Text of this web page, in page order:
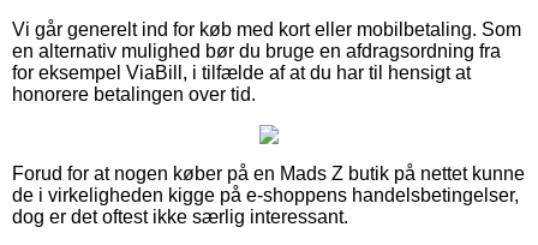
Vi går generelt ind for køb med kort eller mobilbetaling. Som
en alternativ mulighed bør du bruge en afdragsordning fra
for eksempel ViaBill, i tilfælde af at du har til hensigt at
honorere betalingen over tid.
Forud for at nogen køber på en Mads Z butik på nettet kunne
de i virkeligheden kigge på e-shoppens handelsbetingelser,
dog er det oftest ikke særlig interessant.